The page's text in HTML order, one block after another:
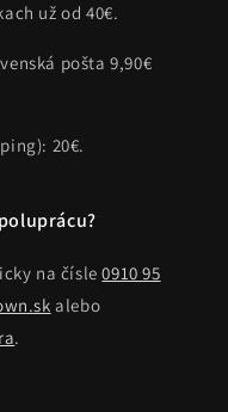
už od 40€.
pošta 9,90€
20€.
na čísle0910 95
alebo
.